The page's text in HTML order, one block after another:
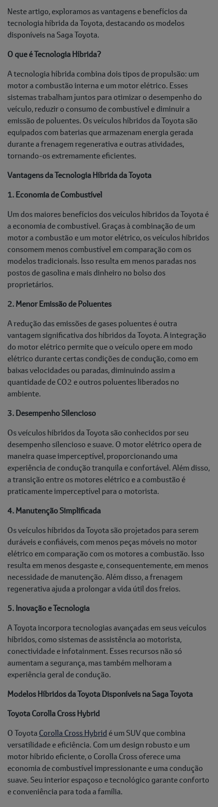
Neste artigo, exploramos as vantagens e benefícios da
tecnologia híbrida da Toyota, destacando os modelos
disponíveis na Saga Toyota.
O que é Tecnologia Híbrida?
A tecnologia híbrida combina dois tipos de propulsão: um
motor a combustão interna e um motor elétrico. Esses
sistemas trabalham juntos para otimizar o desempenho do
veículo, reduzir o consumo de combustível e diminuir a
emissão de poluentes. Os veículos híbridos da Toyota são
equipados com baterias que armazenam energia gerada
durante a frenagem regenerativa e outras atividades,
tornando-os extremamente eficientes.
Vantagens da Tecnologia Híbrida da Toyota
1. Economia de Combustível
Um dos maiores benefícios dos veículos híbridos da Toyota é
a economia de combustível. Graças à combinação de um
motor a combustão e um motor elétrico, os veículos híbridos
consomem menos combustível em comparação com os
modelos tradicionais. Isso resulta em menos paradas nos
postos de gasolina e mais dinheiro no bolso dos
proprietários.
2. Menor Emissão de Poluentes
A redução das emissões de gases poluentes é outra
vantagem significativa dos híbridos da Toyota. A integração
do motor elétrico permite que o veículo opere em modo
elétrico durante certas condições de condução, como em
baixas velocidades ou paradas, diminuindo assim a
quantidade de CO2 e outros poluentes liberados no
ambiente.
3. Desempenho Silencioso
Os veículos híbridos da Toyota são conhecidos por seu
desempenho silencioso e suave. O motor elétrico opera de
maneira quase imperceptível, proporcionando uma
experiência de condução tranquila e confortável. Além disso,
a transição entre os motores elétrico e a combustão é
praticamente imperceptível para o motorista.
4. Manutenção Simplificada
Os veículos híbridos da Toyota são projetados para serem
duráveis e confiáveis, com menos peças móveis no motor
elétrico em comparação com os motores a combustão. Isso
resulta em menos desgaste e, consequentemente, em menos
necessidade de manutenção. Além disso, a frenagem
regenerativa ajuda a prolongar a vida útil dos freios.
5. Inovação e Tecnologia
A Toyota incorpora tecnologias avançadas em seus veículos
híbridos, como sistemas de assistência ao motorista,
conectividade e infotainment. Esses recursos não só
aumentam a segurança, mas também melhoram a
experiência geral de condução.
Modelos Híbridos da Toyota Disponíveis na Saga Toyota
Toyota Corolla Cross Hybrid
O Toyota Corolla Cross Hybrid é um SUV que combina
versatilidade e eficiência. Com um design robusto e um
motor híbrido eficiente, o Corolla Cross oferece uma
economia de combustível impressionante e uma condução
suave. Seu interior espaçoso e tecnológico garante conforto
e conveniência para toda a família.